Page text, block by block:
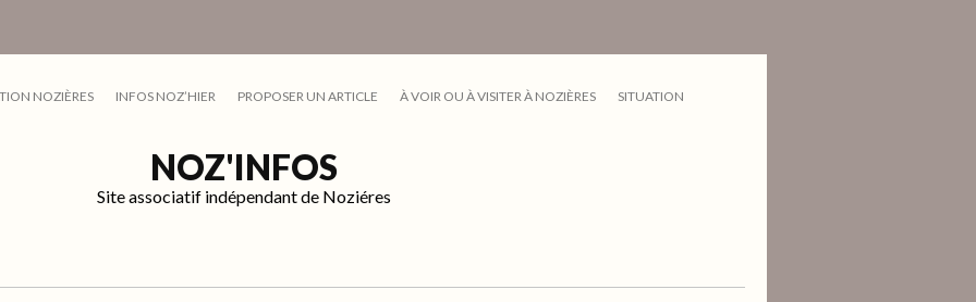
NOZIÈRES INFOS NOZ’HIER PROPOSER UN ARTICLE À VOIR OU À VISITER À NOZIÈRES SITUATION
NOZ'INFOS
Site associatif indépendant de Noziéres